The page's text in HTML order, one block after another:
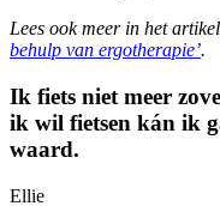
Lees ook meer in het
behulp van ergotherapie’.
Ik fiets niet meer
ik wil fietsen kán ik
waard.
Ellie